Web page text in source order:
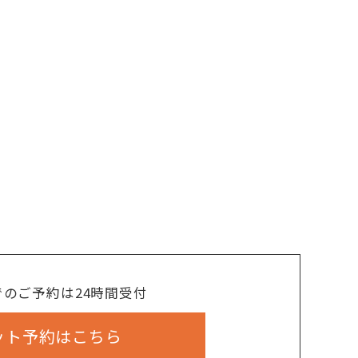
ご予約は24時間受付
ト予約はこちら